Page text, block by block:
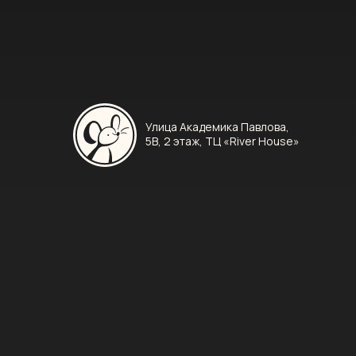
Улица Академика Павлова,
5В, 2 этаж, ТЦ «River House»